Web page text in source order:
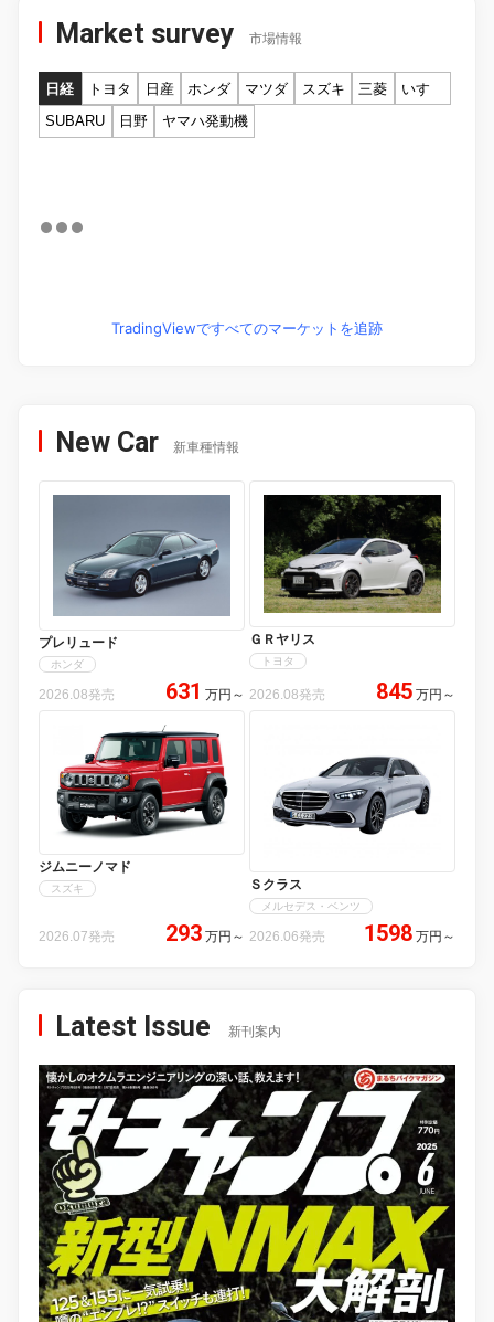
Market survey 市場情報
日経 トヨタ 日産 ホンダ マツダ スズキ 三菱
いすゞ
SUBARU
日野 ヤマハ発動機
TradingViewですべてのマーケットを追跡
New Car 新車種情報
プレリュード
ホンダ
2026.08発売 631 万円 ～
ＧＲヤリス
トヨタ
2026.08発売 845 万円 ～
ジムニーノマド
スズキ
2026.07発売 293 万円 ～
Ｓクラス
メルセデス・ベンツ
2026.06発売 1598 万円 ～
Latest Issue 新刊案内